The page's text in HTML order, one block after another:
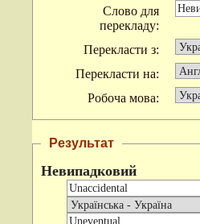
Слово для
перекладу:
Перекласти з:
Перекласти на:
Робоча мова:
Результат
Невипадковий